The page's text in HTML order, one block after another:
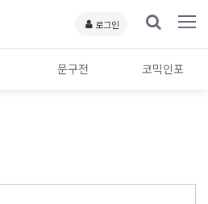
로그인
문구전 코믹인포